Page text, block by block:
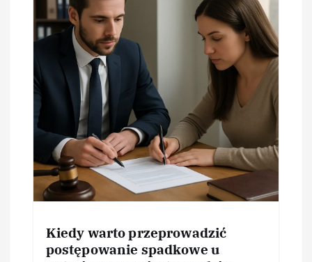
Kiedy warto przeprowadzić
postępowanie spadkowe u